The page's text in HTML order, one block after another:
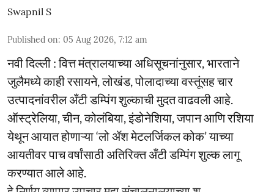
Swapnil S
Published on: 05 Aug 2026, 7:12 am
नवी दिल्ली : वित्त मंत्रालयाच्या अधिसूचनांनुसार, भारताने
जुलैमध्ये काही रसायने, लोखंड, पोलादाच्या वस्तूंसह चार
उत्पादनांवरील अँटी डम्पिंग शुल्काची मुदत वाढवली आहे.
ऑस्ट्रेलिया, चीन, कोलंबिया, इंडोनेशिया, जपान आणि रशिया
येथून आयात होणाऱ्या ‘लो ॲश मेटलर्जिकल कोक’ याच्या
आयतीवर पाच वर्षांसाठी अतिरिक्त अँटी डम्पिंग शुल्क लागू
करण्यात आले आहे.